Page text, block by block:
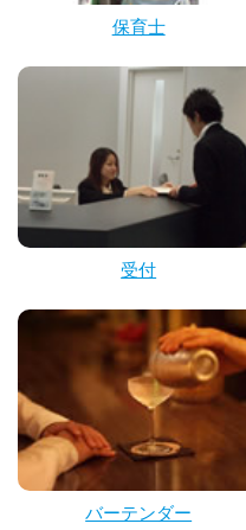
保育士
受付
バーテンダー